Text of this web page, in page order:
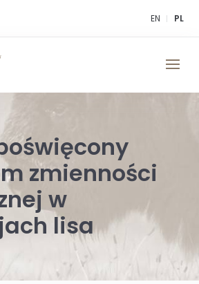
EN PL
zmienności
w
lisa